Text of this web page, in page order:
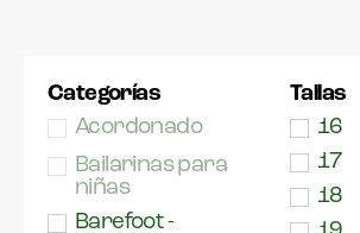
Categorías
Acordonado
Bailarinas para
niñas
Barefoot -
Tallas
16
17
18